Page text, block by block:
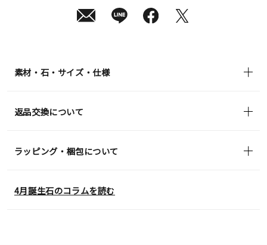
素材・石・サイズ・仕様
返品交換について
ラッピング・梱包について
4月誕生石のコラムを読む